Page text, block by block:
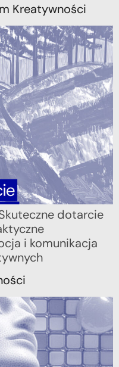
Kreatywności
dotarcie
i komunikacja